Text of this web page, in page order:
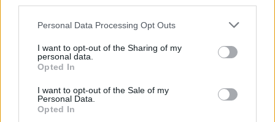
Personal Data Processing Opt Outs
I want to opt-out of the Sharing of my
personal data.
Opted In
I want to opt-out of the Sale of my
Personal Data.
Opted In
The Last Guardian
Santa Monica
για το PS4, συμβατό με το
virtual reality headset